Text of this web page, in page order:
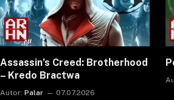
Assassin’s Creed: Brotherhood
– Kredo Bractwa
Autor: Palar 07.07.2026